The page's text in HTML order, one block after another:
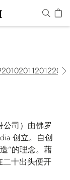
2010201120122013
公司）由佛罗
创立。自创
”的理念。藉
二十出头便开